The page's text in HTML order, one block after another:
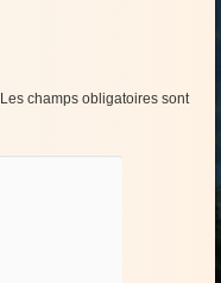
Les champs obligatoires sont